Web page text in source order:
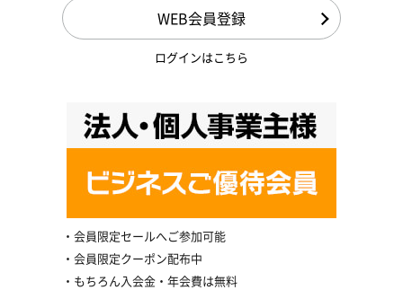
WEB会員登録
ログインはこちら
会員限定セールへご参加可能
会員限定クーポン配布中
もちろん入会金・年会費は無料